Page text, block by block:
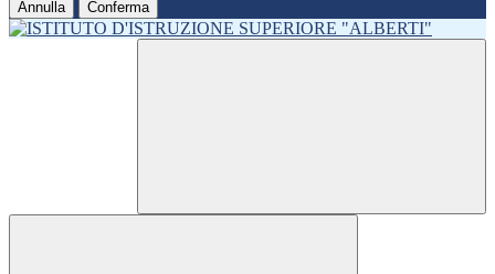
Annulla Conferma